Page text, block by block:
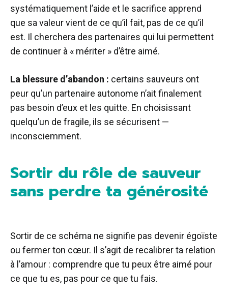
systématiquement l’aide et le sacrifice apprend
que sa valeur vient de ce qu’il fait, pas de ce qu’il
est. Il cherchera des partenaires qui lui permettent
de continuer à « mériter » d’être aimé.
La blessure d’abandon : certains sauveurs ont
peur qu’un partenaire autonome n’ait finalement
pas besoin d’eux et les quitte. En choisissant
quelqu’un de fragile, ils se sécurisent —
inconsciemment.
Sortir du rôle de sauveur
sans perdre ta générosité
Sortir de ce schéma ne signifie pas devenir égoïste
ou fermer ton cœur. Il s’agit de recalibrer ta relation
à l’amour : comprendre que tu peux être aimé pour
ce que tu es, pas pour ce que tu fais.